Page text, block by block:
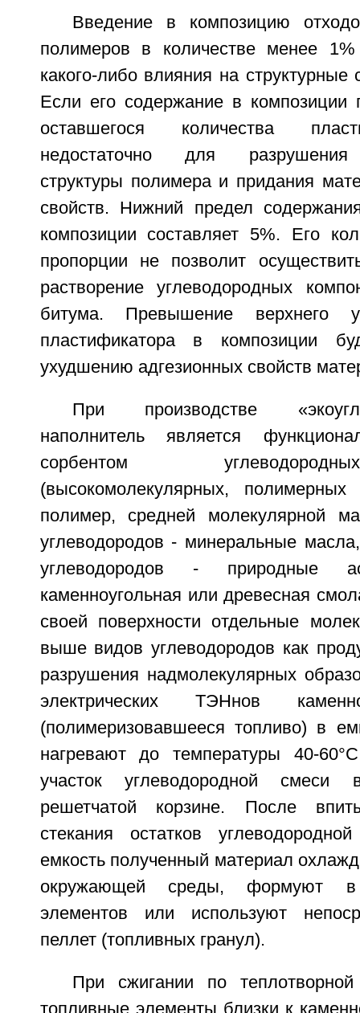
Введение в композицию
полимеров в количестве менее
какого-либо влияния на структурные
Если его содержание в композиции
оставшегося количества
недостаточно для разрушения
структуры полимера и придания
свойств. Нижний предел
композиции составляет 5%. Его
пропорции не позволит
растворение углеводородных
битума. Превышение верхнего
пластификатора в композиции
ухудшению адгезионных свойств
При производстве
наполнитель является
сорбентом
(высокомолекулярных,
полимер, средней молекулярной
углеводородов - минеральные
углеводородов - природные
каменноугольная или древесная
своей поверхности отдельные
выше видов углеводородов как
разрушения надмолекулярных
электрических ТЭНнов
(полимеризовавшееся топливо) в
нагревают до температуры 40-
участок углеводородной смеси
решетчатой корзине. После
стекания остатков
емкость полученный материал
окружающей среды, формуют
элементов или используют
пеллет (топливных гранул).
При сжигании по теплотворной
топливные элементы близки к